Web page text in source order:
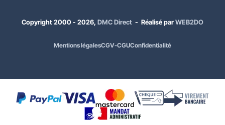
Copyright 2000 - 2026, DMC Direct - Réalisé parWEB2DO
Mentions légalesCGV-CGUConfidentialité